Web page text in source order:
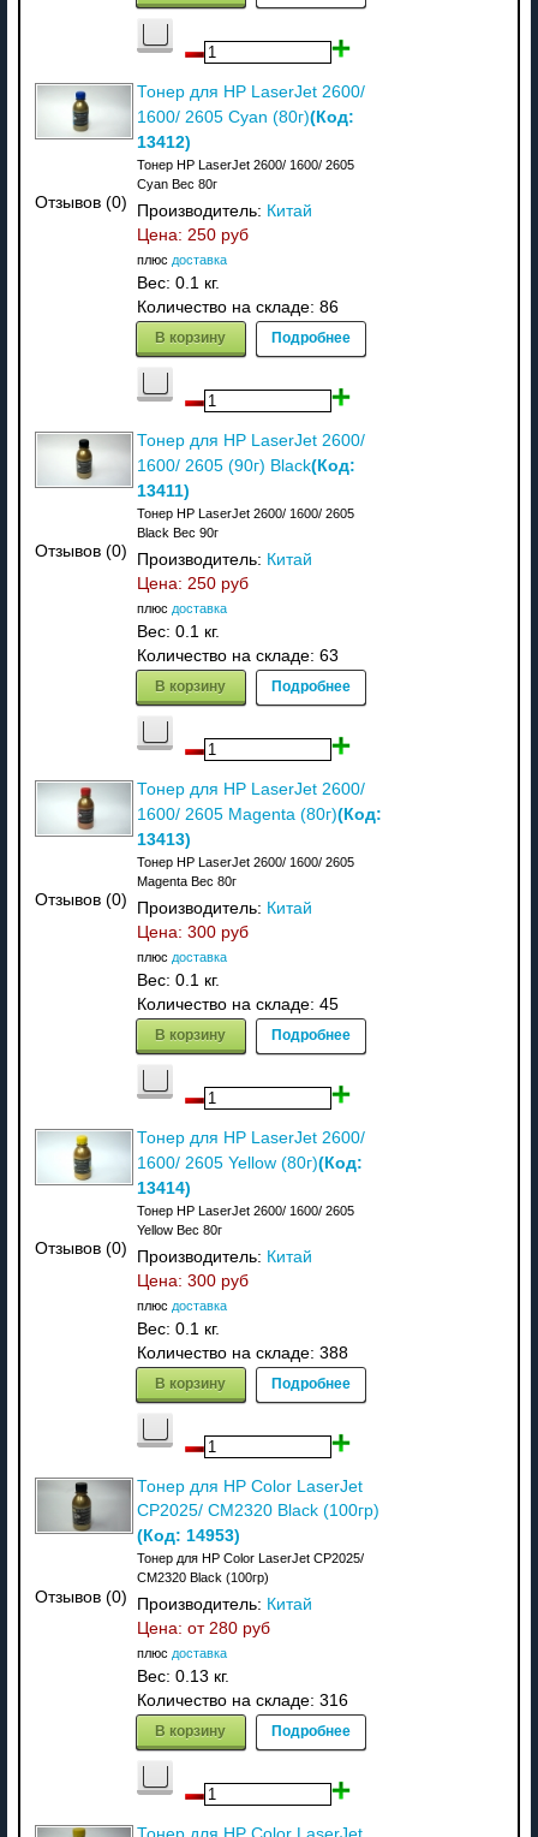
Отзывов (0)
Тонер для HP LaserJet 2600/
1600/ 2605 Cyan (80г)(Код:
13412)
Тонер HP LaserJet 2600/ 1600/ 2605
Cyan Вес 80г
Производитель: Китай
Цена: 250 руб
плюс доставка
Вес: 0.1 кг.
Количество на складе: 86
В корзину Подробнее
Отзывов (0)
Тонер для HP LaserJet 2600/
1600/ 2605 (90г) Black(Код:
13411)
Тонер HP LaserJet 2600/ 1600/ 2605
Black Вес 90г
Производитель: Китай
Цена: 250 руб
плюс доставка
Вес: 0.1 кг.
Количество на складе: 63
В корзину Подробнее
Отзывов (0)
Тонер для HP LaserJet 2600/
1600/ 2605 Magenta (80г)(Код:
13413)
Тонер HP LaserJet 2600/ 1600/ 2605
Magenta Вес 80г
Производитель: Китай
Цена: 300 руб
плюс доставка
Вес: 0.1 кг.
Количество на складе: 45
В корзину Подробнее
Отзывов (0)
Тонер для HP LaserJet 2600/
1600/ 2605 Yellow (80г)(Код:
13414)
Тонер HP LaserJet 2600/ 1600/ 2605
Yellow Вес 80г
Производитель: Китай
Цена: 300 руб
плюс доставка
Вес: 0.1 кг.
Количество на складе: 388
В корзину Подробнее
Отзывов (0)
Тонер для HP Color LaserJet
CP2025/ CM2320 Black (100гр)
(Код: 14953)
Тонер для HP Color LaserJet CP2025/
CM2320 Black (100гр)
Производитель: Китай
Цена: от 280 руб
плюс доставка
Вес: 0.13 кг.
Количество на складе: 316
В корзину Подробнее